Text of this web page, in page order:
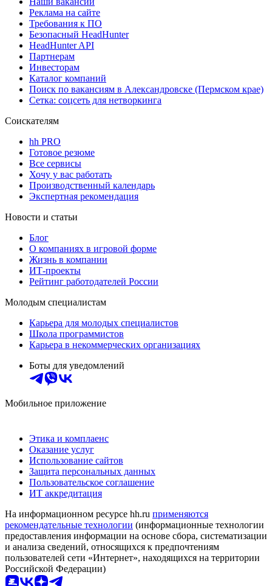
Реклама на сайте
Требования к ПО
Безопасный HeadHunter
HeadHunter API
Партнерам
Инвесторам
Каталог компаний
Поиск по вакансиям в Александровске (Пермском крае)
Сетка: соцсеть для нетворкинга
Соискателям
hh PRO
Готовое резюме
Все сервисы
Хочу у вас работать
Производственный календарь
Экспертная рекомендация
Новости и статьи
Блог
О компаниях в игровой форме
Жизнь в компании
ИТ-проекты
Рейтинг работодателей России
Молодым специалистам
Карьера для молодых специалистов
Школа программистов
Карьера в некоммерческих организациях
Боты для уведомлений
Мобильное приложение
Этика и комплаенс
Оказание услуг
Использование сайтов
Защита персональных данных
Пользовательское соглашение
ИТ аккредитация
На информационном ресурсе hh.ru применяются
рекомендательные технологии (информационные технологии
предоставления информации на основе сбора, систематизации
и анализа сведений, относящихся к предпочтениям
пользователей сети «Интернет», находящихся на территории
Российской Федерации)